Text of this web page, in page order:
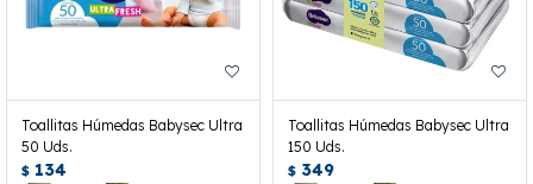
Toallitas Húmedas Babysec Ultra
50 Uds.
$ 134
Toallitas Húmedas Babysec Ultra
150 Uds.
$ 349